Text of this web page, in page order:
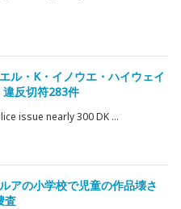
ル・K・イノウエ・ハイウェイ
反切符283件
issue nearly 300 DK ...
アの小学校で児童の作品壊さ
査